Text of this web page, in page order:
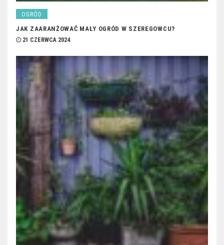
OGRÓD
JAK ZAARANŻOWAĆ MAŁY OGRÓD W SZEREGOWCU?
21 CZERWCA 2024